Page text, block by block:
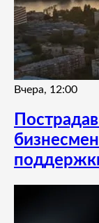
Вчера, 12:00